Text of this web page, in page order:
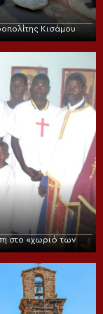
Κισάμου
στο «χωριό των